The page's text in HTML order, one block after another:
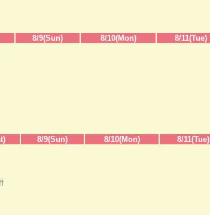
8/9(Sun) 8/10(Mon) 8/11(Tue)
8/9(Sun) 8/10(Mon) 8/11(Tue)